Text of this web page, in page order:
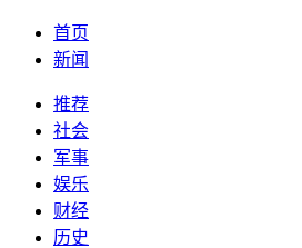
首页
新闻
推荐
社会
军事
娱乐
财经
历史